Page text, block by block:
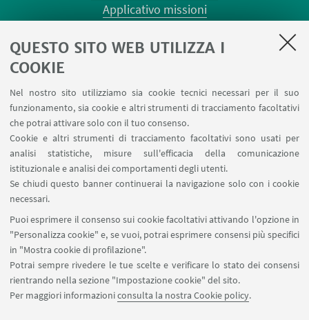
QUESTO SITO WEB UTILIZZA I
COOKIE
Nel nostro sito utilizziamo sia cookie tecnici necessari per il suo
funzionamento, sia cookie e altri strumenti di tracciamento facoltativi
che potrai attivare solo con il tuo consenso.
Cookie e altri strumenti di tracciamento facoltativi sono usati per
analisi statistiche, misure sull'efficacia della comunicazione
istituzionale e analisi dei comportamenti degli utenti.
Se chiudi questo banner continuerai la navigazione solo con i cookie
necessari.
Puoi esprimere il consenso sui cookie facoltativi attivando l'opzione in
"Personalizza cookie" e, se vuoi, potrai esprimere consensi più specifici
in "Mostra cookie di profilazione".
Potrai sempre rivedere le tue scelte e verificare lo stato dei consensi
rientrando nella sezione "Impostazione cookie" del sito.
Per maggiori informazioniconsulta la nostra Cookie policy.
Applicativo missioni
Planner aule Terracini
Forms per sottomissione eventi/notizie
Carta dei servizi
SEGUI IL DIPARTIMENTO SU:
SEGUI UNIBO SU:
APP: